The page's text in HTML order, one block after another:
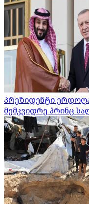
პრეზიდენტი
მემკვიდრე პრინც